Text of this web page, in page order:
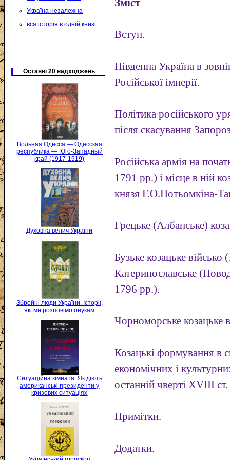
Україна незалежна
вся історія в одній книзі
Останні 20 надходжень
Вольная Одесса — Одесская
республика — Юго-Западный
край (1917-1919)
Духовна велич України
Збройні люди України. Історії,
які ми розповімо онукам
Ситуаційна кімната. Як діють
американські президенти у
кризових ситуаціях
Зміст
Вступ.
Південна Україна в
Російської імперії.
Політика російського
після скасування
Російська армія на
1791 рр.) і місце в ній
князя Г.О.Потьомкіна-
Грецьке (Албанське)
Бузьке козацьке
Катеринославське
1796 рр.).
Чорноморське козацьке
Козацькі формування в
економічних і
останній чверті XVIII ст.
Примітки.
Додатки.